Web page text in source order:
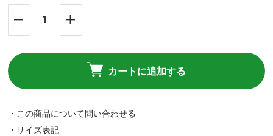
カートに追加する
・この商品について問い合わせる
・サイズ表記